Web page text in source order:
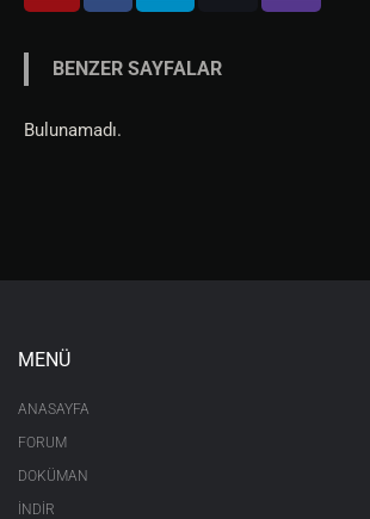
BENZER SAYFALAR
Bulunamadı.
MENÜ
ANASAYFA
FORUM
DOKÜMAN
İNDİR